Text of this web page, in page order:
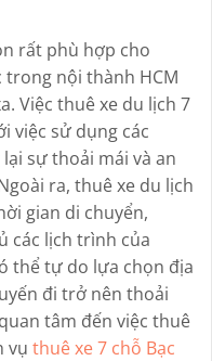
rất phù hợp cho
nội thành HCM
Việc thuê xe du lịch 7
việc sử dụng các
sự thoải mái và an
ra, thuê xe du lịch
gian di chuyển,
các lịch trình của
thể tự do lựa chọn địa
đi trở nên thoải
tâm đến việc thuê
vụ thuê xe 7 chỗ Bạc